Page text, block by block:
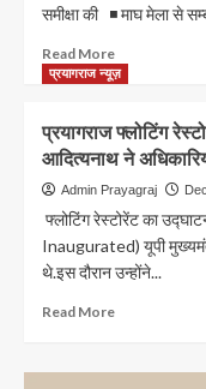
समीक्षा की ◾ माघ मेला से
Read MoreRead
more
सीएम
योगी
ने
माघ
मेला-2024
आयोजन
एवं
की
प्रयागराज न्यूज़
प्रयागराज फ्लोटिंग
आदित्यनाथ ने
Admin Prayagraj
फ्लोटिंग रेस्टोरेंट का
Inaugurated) यूपी
थे.इस दौरान उन्होंने...
Read MoreRead
प्रयागराज